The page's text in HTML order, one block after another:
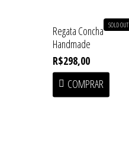
Regata Concha
Handmade
R$298,00
COMPRAR
SOLD OUT